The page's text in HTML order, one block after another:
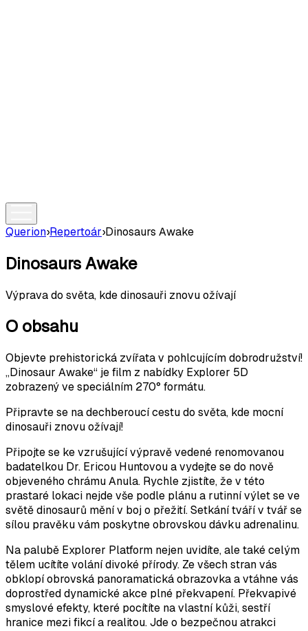
Querion›Repertoár›Dinosaurs Awake
Dinosaurs Awake
Výprava do světa, kde dinosauři znovu ožívají
O obsahu
Objevte prehistorická zvířata v pohlcujícím dobrodružství!
„Dinosaur Awake“ je film z nabídky Explorer 5D
zobrazený ve speciálním 270° formátu.
Připravte se na dechberoucí cestu do světa, kde mocní
dinosauři znovu ožívají!
Připojte se ke vzrušující výpravě vedené renomovanou
badatelkou Dr. Ericou Huntovou a vydejte se do nově
objeveného chrámu Anula. Rychle zjistíte, že v této
prastaré lokaci nejde vše podle plánu a rutinní výlet se ve
světě dinosaurů mění v boj o přežití. Setkání tváří v tvář se
sílou pravěku vám poskytne obrovskou dávku adrenalinu.
Na palubě Explorer Platform nejen uvidíte, ale také celým
tělem ucítíte volání divoké přírody. Ze všech stran vás
obklopí obrovská panoramatická obrazovka a vtáhne vás
doprostřed dynamické akce plné překvapení. Překvapivé
smyslové efekty, které pocítíte na vlastní kůži, sestří
hranice mezi fikcí a realitou. Jde o bezpečnou atrakci